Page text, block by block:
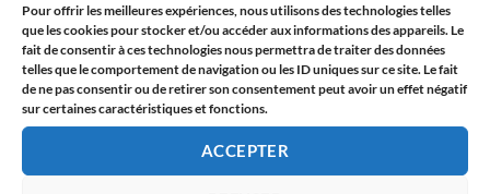
Pour offrir les meilleures expériences, nous utilisons des technologies telles
que les cookies pour stocker et/ou accéder aux informations des appareils. Le
fait de consentir à ces technologies nous permettra de traiter des données
telles que le comportement de navigation ou les ID uniques sur ce site. Le fait
de ne pas consentir ou de retirer son consentement peut avoir un effet négatif
sur certaines caractéristiques et fonctions.
ACCEPTER
🇫🇷
Atelier en France
Imprimé avec amour dans notre atelier à
Marseille